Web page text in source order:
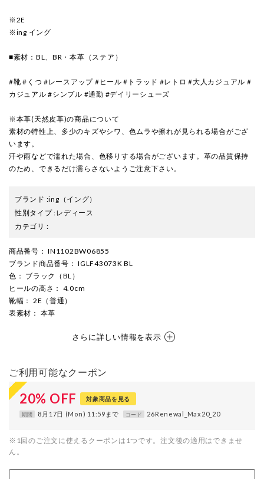
※2E
※ing イング
■素材：BL、BR・本革（ステア）
#靴 #くつ #レースアップ #ヒール #トラッド #レトロ #大人カジュアル #
カジュアル #シンプル #通勤 #デイリーシューズ
※本革(天然皮革)の商品について
素材の特性上、多少のキズやシワ、色ムラや擦れが見られる場合がござ
います。
汗や雨などで濡れた場合、色移りする場合がございます。革の品質保持
のため、できるだけ濡らさないようご注意下さい。
ブランド :ing （イング）
性別タイプ:レディース
カテゴリ :
商品番号 ： IN1102BW06855
ブランド商品番号 ： IGLF43073K BL
色 ： ブラック（BL）
ヒールの高さ ： 4.0cm
靴幅 ： 2E（普通）
表素材 ： 本革
さらに詳しい情報を表示
ご利用可能なクーポン
20% OFF 対象商品を見る
期間 8月17日 (Mon) 11:59まで コード 26Renewal_Max20_20
※1回のご注文に使えるクーポンは1つです。注文後の適用はできませ
ん。